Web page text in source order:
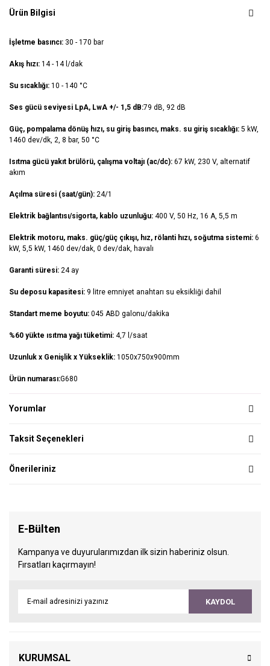
Ürün Bilgisi
İşletme basıncı: 30 - 170 bar
Akış hızı: 14 - 14 l/dak
Su sıcaklığı: 10 - 140 °C
Ses gücü seviyesi LpA, LwA +/- 1,5 dB:79 dB, 92 dB
Güç, pompalama dönüş hızı, su giriş basıncı, maks. su giriş sıcaklığı: 5 kW,
1460 dev/dk, 2, 8 bar, 50 °C
Isıtma gücü yakıt brülörü, çalışma voltajı (ac/dc): 67 kW, 230 V, alternatif
akım
Açılma süresi (saat/gün): 24/1
Elektrik bağlantısı/sigorta, kablo uzunluğu: 400 V, 50 Hz, 16 A, 5,5 m
Elektrik motoru, maks. güç/güç çıkışı, hız, rölanti hızı, soğutma sistemi: 6
kW, 5,5 kW, 1460 dev/dak, 0 dev/dak, havalı
Garanti süresi: 24 ay
Su deposu kapasitesi: 9 litre emniyet anahtarı su eksikliği dahil
Standart meme boyutu: 045 ABD galonu/dakika
%60 yükte ısıtma yağı tüketimi: 4,7 l/saat
Uzunluk x Genişlik x Yükseklik: 1050x750x900mm
Ürün numarası:G680
Yorumlar
Taksit Seçenekleri
Önerileriniz
E-Bülten
Kampanya ve duyurularımızdan ilk sizin haberiniz olsun.
Fırsatları kaçırmayın!
KAYDOL
KURUMSAL